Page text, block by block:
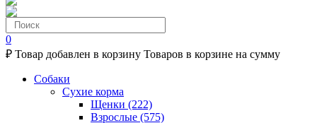
0
₽ Товар добавлен в корзину Товаров в корзине на сумму
Собаки
Сухие корма
Щенки (222)
Взрослые (575)